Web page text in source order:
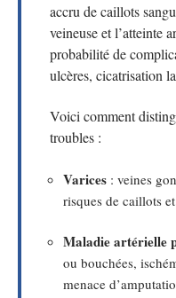
accru de caillots
veineuse et l’atteinte
probabilité de
ulcères, cicatrisation
Voici comment
troubles :
Varices : veines
risques de caillots
Maladie artérielle
ou bouchées,
menace